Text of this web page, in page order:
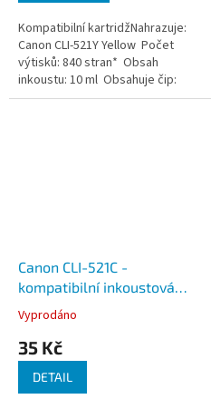
Kompatibilní kartridžNahrazuje:
Canon CLI-521Y Yellow Počet
výtisků: 840 stran* Obsah
inkoustu: 10 ml Obsahuje čip:
ANO
Canon CLI-521C -
kompatibilní inkoustová
náplň, azurová, včetně
čipu
Vyprodáno
35 Kč
DETAIL